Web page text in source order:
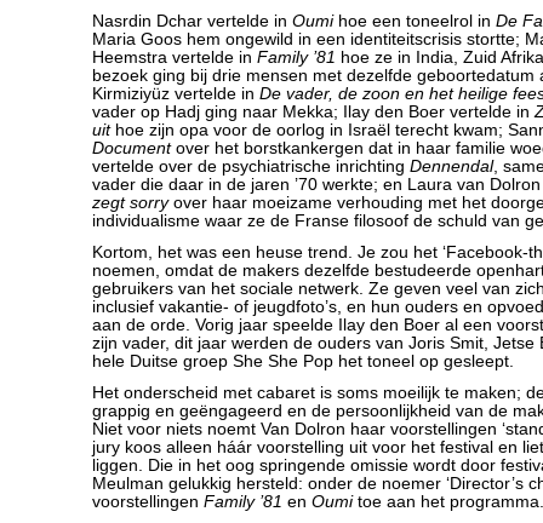
Nasrdin Dchar vertelde in Oumihoe een toneelrol in De
Maria Goos hem ongewild in een identiteitscrisis stortte;
Heemstra vertelde in Family ’81 hoe ze in India, Zuid
bezoek ging bij drie mensen met dezelfde geboortedatum
Kirmiziyüz vertelde in De vader, de zoon en het heilige
vader op Hadj ging naar Mekka; Ilay den Boer vertelde in
uithoe zijn opa voor de oorlog in Israël terecht kwam;
Documentover het borstkankergen dat in haar familie
vertelde over de psychiatrische inrichting Dennendal,
vader die daar in de jaren ’70 werkte; en Laura van
zegt sorryover haar moeizame verhouding met het
individualisme waar ze de Franse filosoof de schuld van
Kortom, het was een heuse trend. Je zou het ‘Facebook-
noemen, omdat de makers dezelfde bestudeerde
gebruikers van het sociale netwerk. Ze geven veel van
inclusief vakantie- of jeugdfoto’s, en hun ouders en
aan de orde. Vorig jaar speelde Ilay den Boer al een
zijn vader, dit jaar werden de ouders van Joris Smit, Jetse
hele Duitse groep She She Pop het toneel op gesleept.
Het onderscheid met cabaret is soms moeilijk te maken;
grappig en geëngageerd en de persoonlijkheid van de
Niet voor niets noemt Van Dolron haar voorstellingen
jury koos alleen háár voorstelling uit voor het festival en
liggen. Die in het oog springende omissie wordt door
Meulman gelukkig hersteld: onder de noemer ‘Director’s
voorstellingen Family ’81 en Oumitoe aan het programma.